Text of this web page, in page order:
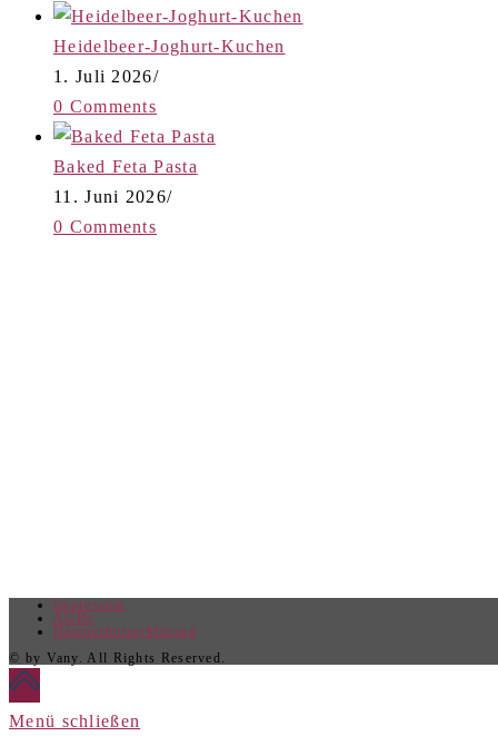
Heidelbeer-Joghurt-Kuchen
1. Juli 2026/
0 Comments
Baked Feta Pasta
11. Juni 2026/
0 Comments
Impressum
AGBs
Datenschutzerklärung
© by Vany. All Rights Reserved.
Menü schließen